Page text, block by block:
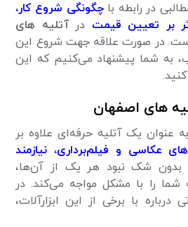
در رابطه با چگونگی شروع کار،
بر تعیین قیمت درآتلیه های
در صورت علاقه جهت شروع این
به شما پیشنهاد می‌کنیم که این
های اصفهان
عنوان یک آتلیه حرفه‌ای علاوه بر
عکاسی و فیلم‌برداری، نیاز‌مند
بدون شک نبود هر یک از آن‌ها،
شما را با مشکل مواجه می‌کند. در
درباره با برخی از این ابزار‌آلات،